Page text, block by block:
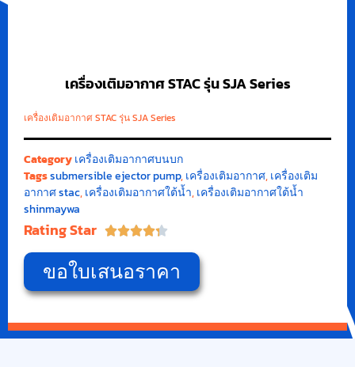
เครื่องเติมอากาศ STAC รุ่น SJA Series
เครื่องเติมอากาศ STAC รุ่น SJA Series
Categoryเครื่องเติมอากาศบนบก
Tagssubmersible ejector pump,เครื่องเติมอากาศ,เครื่องเติม
อากาศ stac,เครื่องเติมอากาศใต้น้ำ,เครื่องเติมอากาศใต้น้ำ
shinmaywa
Rating Star 
ขอใบเสนอราคา